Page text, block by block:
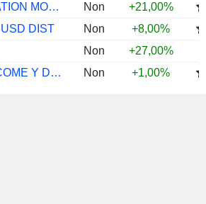
NB NEXT GENERATION MOBILITY EUR I ACC
Non
+21,00%
DIST
Non
+8,00%
Non
+27,00%
GS US EQUITY INCOME Y DIS(M) ZAR H I
Non +1,00%